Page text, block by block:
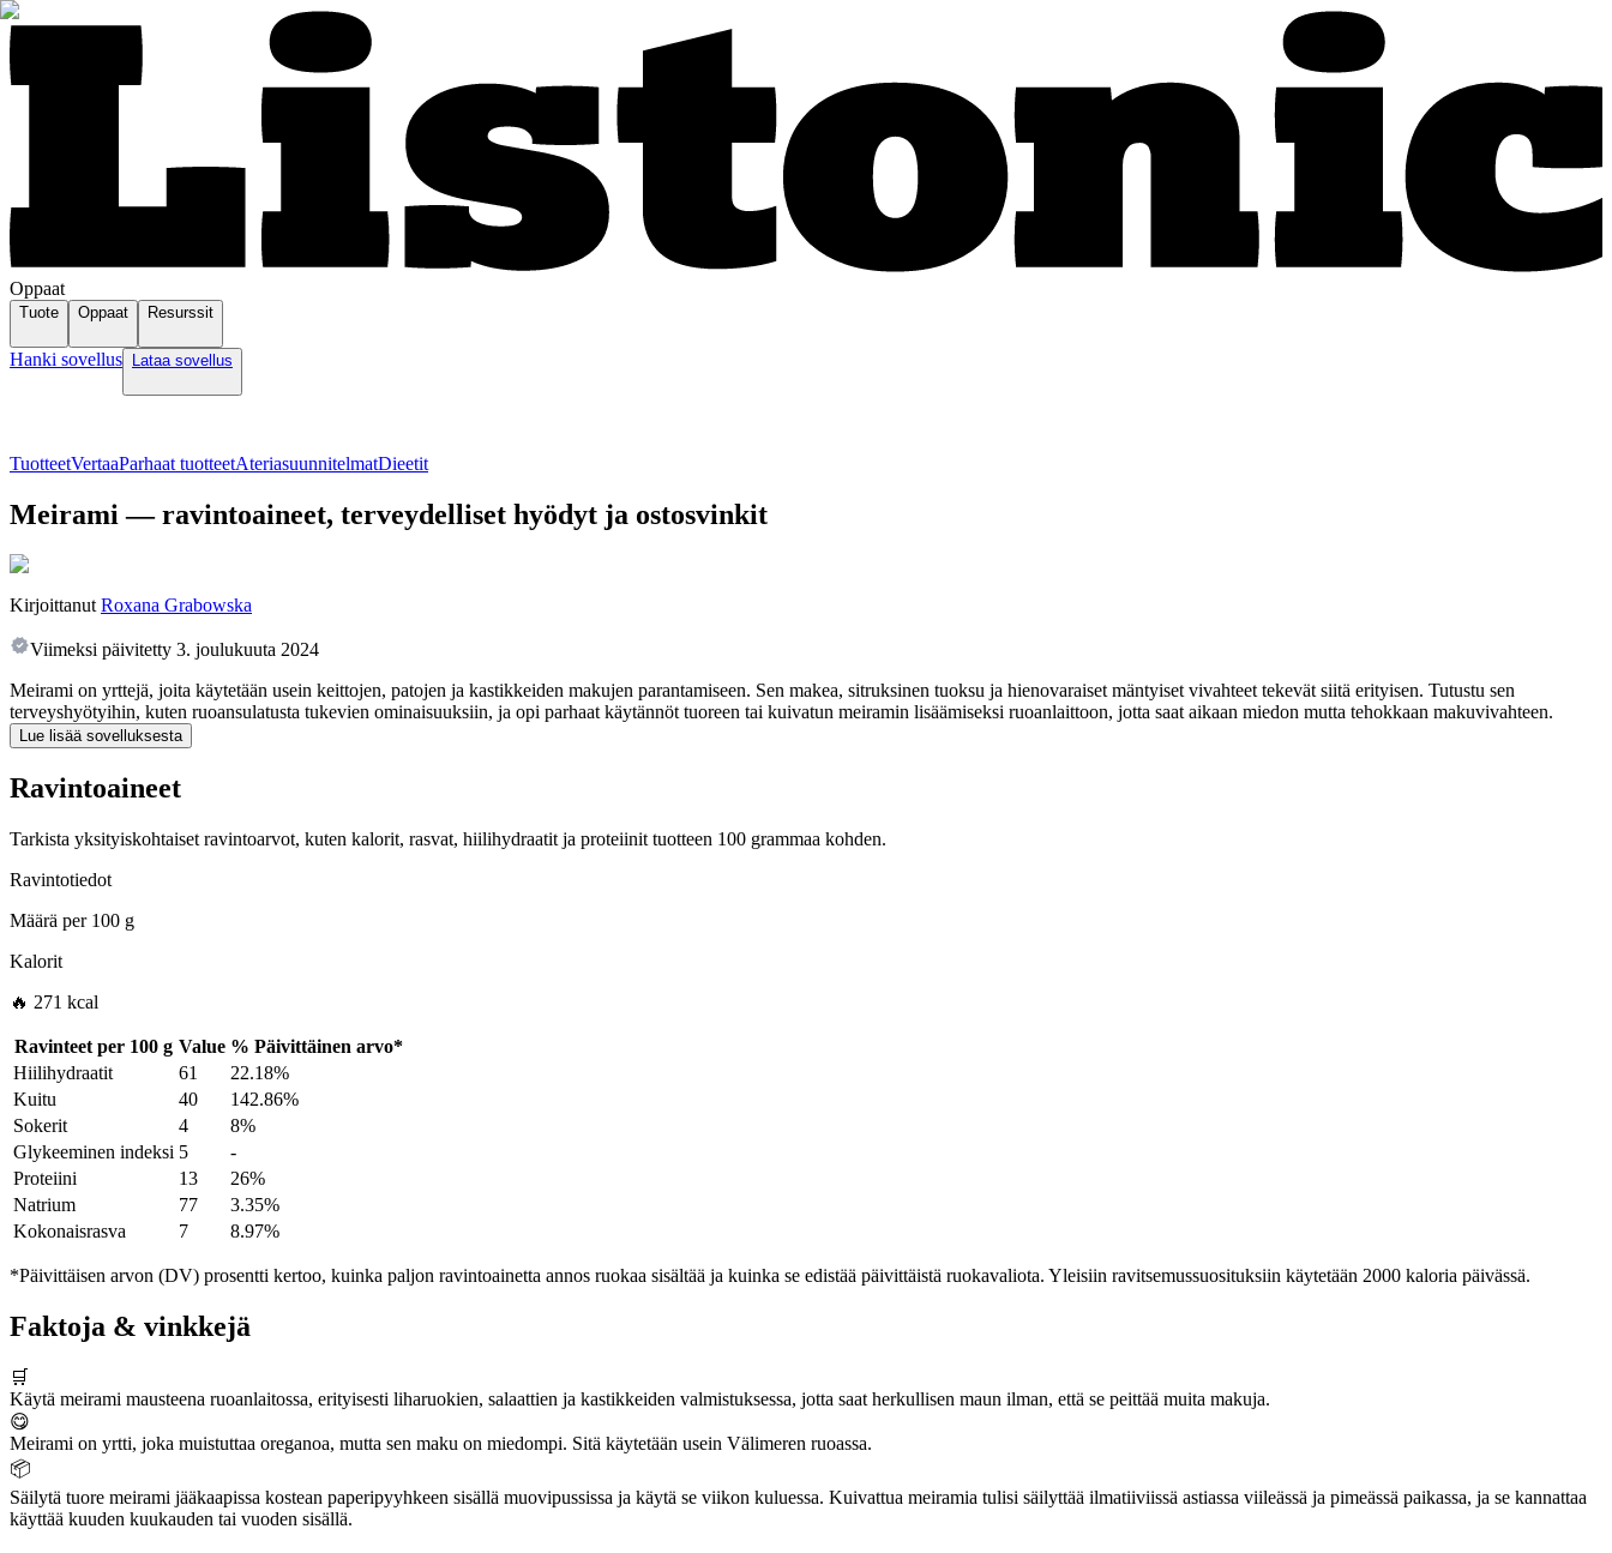
Oppaat
Tuote Oppaat Resurssit
Hanki sovellus Lataa sovellus
TuotteetVertaaParhaat tuotteetAteriasuunnitelmatDieetit
Meirami — ravintoaineet, terveydelliset hyödyt ja ostosvinkit
Kirjoittanut Roxana Grabowska
Viimeksi päivitetty 3. joulukuuta 2024
Meirami on yrttejä, joita käytetään usein keittojen, patojen ja kastikkeiden makujen parantamiseen. Sen makea, sitruksinen tuoksu ja hienovaraiset mäntyiset vivahteet tekevät siitä erityisen. Tutustu sen
terveyshyötyihin, kuten ruoansulatusta tukevien ominaisuuksiin, ja opi parhaat käytännöt tuoreen tai kuivatun meiramin lisäämiseksi ruoanlaittoon, jotta saat aikaan miedon mutta tehokkaan makuvivahteen.
Lue lisää sovelluksesta
Ravintoaineet
Tarkista yksityiskohtaiset ravintoarvot, kuten kalorit, rasvat, hiilihydraatit ja proteiinit tuotteen 100 grammaa kohden.
Ravintotiedot
Määrä per100 g
Kalorit
🔥 271 kcal
Ravinteet per 100 g Value % Päivittäinen arvo*
Hiilihydraatit
61
22.18%
Kuitu
40
142.86%
Sokerit
4
8%
Glykeeminen indeksi 5
-
Proteiini
13
26%
Natrium
77
3.35%
Kokonaisrasva
7 8.97%
*Päivittäisen arvon (DV) prosentti kertoo, kuinka paljon ravintoainetta annos ruokaa sisältää ja kuinka se edistää päivittäistä ruokavaliota. Yleisiin ravitsemussuosituksiin käytetään 2000 kaloria päivässä.
Faktoja & vinkkejä
🛒
Käytä meirami mausteena ruoanlaitossa, erityisesti liharuokien, salaattien ja kastikkeiden valmistuksessa, jotta saat herkullisen maun ilman, että se peittää muita makuja.
😋
Meirami on yrtti, joka muistuttaa oreganoa, mutta sen maku on miedompi. Sitä käytetään usein Välimeren ruoassa.
📦
Säilytä tuore meirami jääkaapissa kostean paperipyyhkeen sisällä muovipussissa ja käytä se viikon kuluessa. Kuivattua meiramia tulisi säilyttää ilmatiiviissä astiassa viileässä ja pimeässä paikassa, ja se kannattaa
käyttää kuuden kuukauden tai vuoden sisällä.